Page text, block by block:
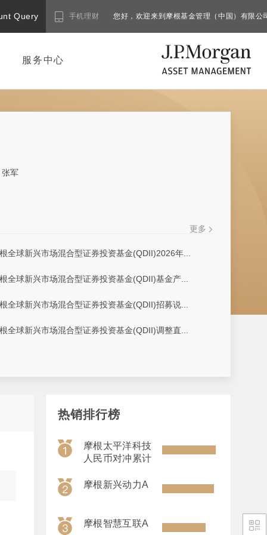
Query 手机理财 您好，欢迎来到摩根基金管理（中国）有限公
服务中心
张军
更多
全球新兴市场混合型证券投资基金(QDII)2026年...
全球新兴市场混合型证券投资基金(QDII)基金产...
全球新兴市场混合型证券投资基金(QDII)招募说...
全球新兴市场混合型证券投资基金(QDII)调整直...
热销排行榜
摩根太平洋科技
人民币对冲累计
摩根新兴动力A
摩根智慧互联A